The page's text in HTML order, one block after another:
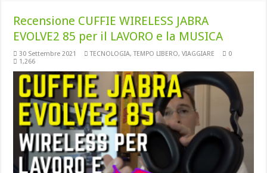
Recensione CUFFIE WIRELESS JABRA
EVOLVE2 85 per il LAVORO e la MUSICA
30 Settembre 2021 TECNOLOGIA,TEMPO LIBERO,VIAGGIARE
0
1,266